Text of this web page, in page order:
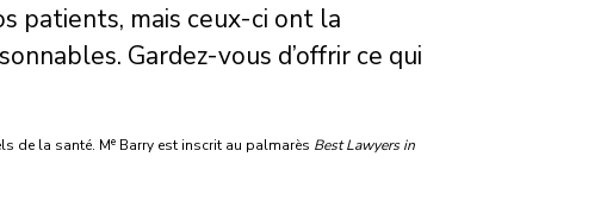
patients, mais ceux-ci ont la
Gardez-vous d’offrir ce qui
de la santé. Me Barry est inscrit au palmarès Best Lawyers in